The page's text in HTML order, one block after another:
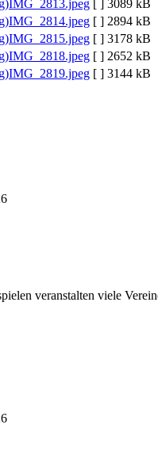
IMG_2813.jpeg
3089 kB
IMG_2814.jpeg [ ] 2894 kB
IMG_2815.jpeg [ ] 3178 kB
IMG_2818.jpeg [ ] 2652 kB
IMG_2819.jpeg [ ] 3144 kB
veranstalten viele